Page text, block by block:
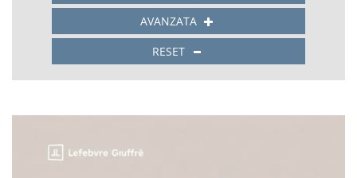
AVANZATA
RESET